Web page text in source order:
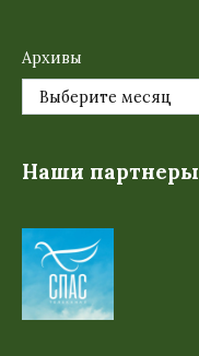
Архивы
Наши партнеры